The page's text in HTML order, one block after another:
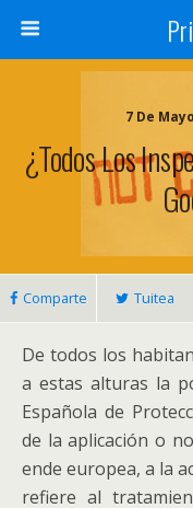
7 De
¿Todos Los
Comparte Tuitea
De todos los
a estas alturas la
Española de
de la aplicación o
ende europea, a la
refiere al